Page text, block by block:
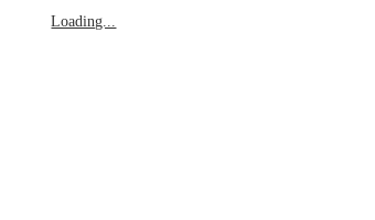
Loading...